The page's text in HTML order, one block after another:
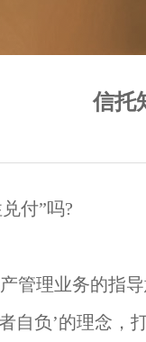
信托
付”吗?
管理业务的指
自负’的理念，